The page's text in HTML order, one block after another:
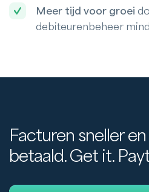
Meer tijd voor groei
debiteurenbeheer
Facturen sneller
betaald. Get it.